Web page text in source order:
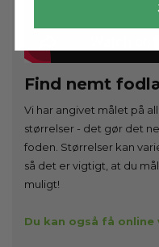
Find nemt
Vi har angivet målet på
størrelser - det gør det
foden. Størrelser kan
så det er vigtigt, at du
muligt!
Du kan også få